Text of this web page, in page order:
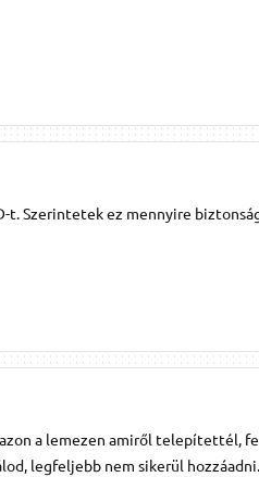
Szerintetek ez mennyire
a lemezen amiről telepítettél,
legfeljebb nem sikerül hozzáadni.